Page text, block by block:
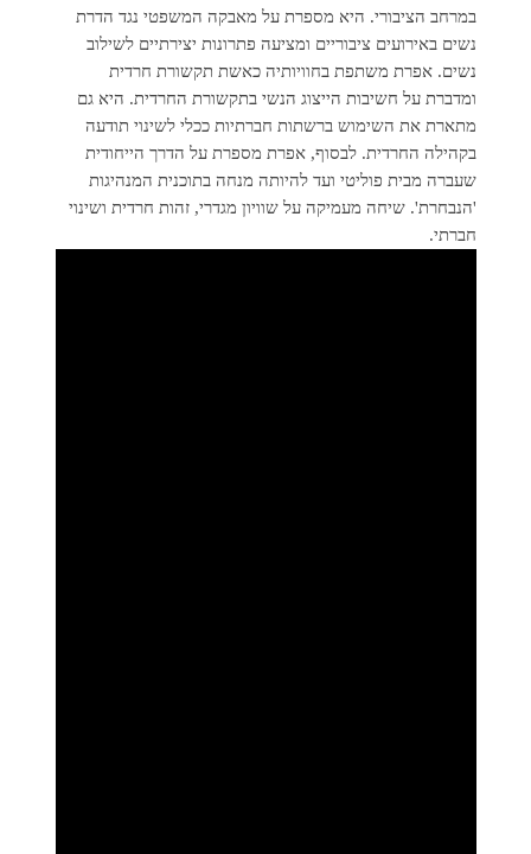
במרחב הציבורי. היא מספרת על מאבקה המשפטי נגד הדרת
נשים באירועים ציבוריים ומציעה פתרונות יצירתיים לשילוב
נשים. אפרת משתפת בחוויותיה כאשת תקשורת חרדית
ומדברת על חשיבות הייצוג הנשי בתקשורת החרדית. היא גם
מתארת את השימוש ברשתות חברתיות ככלי לשינוי תודעה
בקהילה החרדית. לבסוף, אפרת מספרת על הדרך הייחודית
שעברה מבית פוליטי ועד להיותה מנחה בתוכנית המנהיגות
'הנבחרת'. שיחה מעמיקה על שוויון מגדרי, זהות חרדית ושינוי
חברתי.